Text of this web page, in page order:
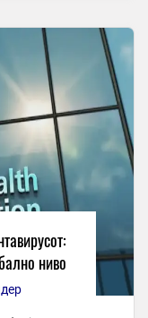
ниво